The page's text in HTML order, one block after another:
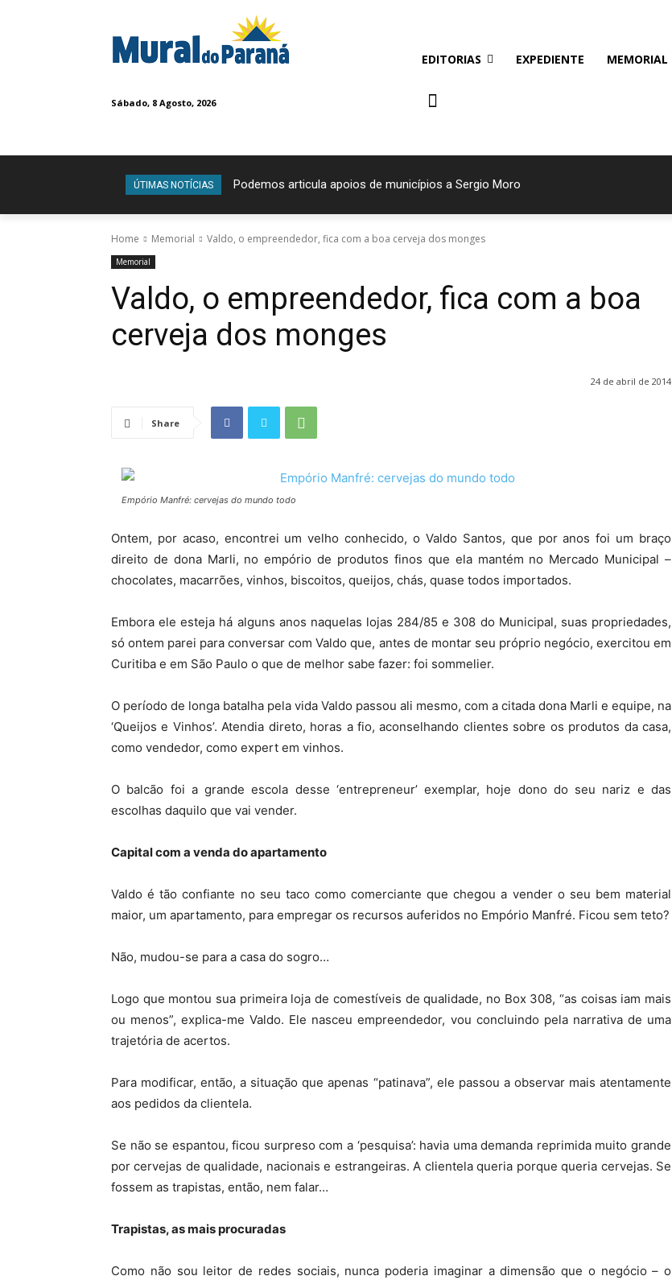
Sábado, 8 Agosto, 2026
EDITORIAS EXPEDIENTE MEMORIAL
ÚTIMAS NOTÍCIAS Podemos articula apoios de municípios a Sergio Moro
Home Memorial Valdo, o empreendedor, fica com a boa cerveja dos monges
Memorial
Valdo, o empreendedor, fica com a boa
cerveja dos monges
24 de abril de 2014
Share
Empório Manfré: cervejas do mundo todo
Ontem, por acaso, encontrei um velho conhecido, o Valdo Santos, que por anos foi um braço
direito de dona Marli, no empório de produtos finos que ela mantém no Mercado Municipal –
chocolates, macarrões, vinhos, biscoitos, queijos, chás, quase todos importados.
Embora ele esteja há alguns anos naquelas lojas 284/85 e 308 do Municipal, suas propriedades,
só ontem parei para conversar com Valdo que, antes de montar seu próprio negócio, exercitou em
Curitiba e em São Paulo o que de melhor sabe fazer: foi sommelier.
O período de longa batalha pela vida Valdo passou ali mesmo, com a citada dona Marli e equipe, na
‘Queijos e Vinhos’. Atendia direto, horas a fio, aconselhando clientes sobre os produtos da casa,
como vendedor, como expert em vinhos.
O balcão foi a grande escola desse ‘entrepreneur’ exemplar, hoje dono do seu nariz e das
escolhas daquilo que vai vender.
Capital com a venda do apartamento
Valdo é tão confiante no seu taco como comerciante que chegou a vender o seu bem material
maior, um apartamento, para empregar os recursos auferidos no Empório Manfré. Ficou sem teto?
Não, mudou-se para a casa do sogro…
Logo que montou sua primeira loja de comestíveis de qualidade, no Box 308, “as coisas iam mais
ou menos”, explica-me Valdo. Ele nasceu empreendedor, vou concluindo pela narrativa de uma
trajetória de acertos.
Para modificar, então, a situação que apenas “patinava”, ele passou a observar mais atentamente
aos pedidos da clientela.
Se não se espantou, ficou surpreso com a ‘pesquisa’: havia uma demanda reprimida muito grande
por cervejas de qualidade, nacionais e estrangeiras. A clientela queria porque queria cervejas. Se
fossem as trapistas, então, nem falar…
Trapistas, as mais procuradas
Como não sou leitor de redes sociais, nunca poderia imaginar a dimensão que o negócio – o